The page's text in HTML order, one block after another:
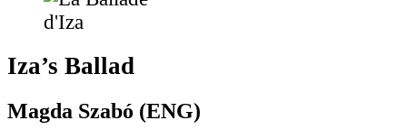
Iza’s Ballad
Magda Szabó (ENG)